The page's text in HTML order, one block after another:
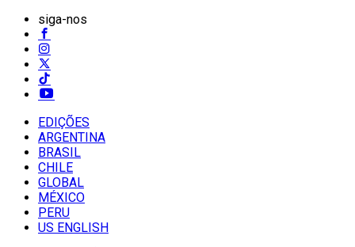
siga-nos
EDIÇÕES
ARGENTINA
BRASIL
CHILE
GLOBAL
MÉXICO
PERU
US ENGLISH